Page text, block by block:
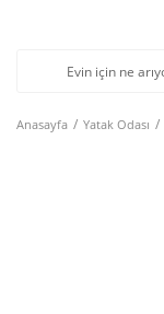
Anasayfa Yatak Odası